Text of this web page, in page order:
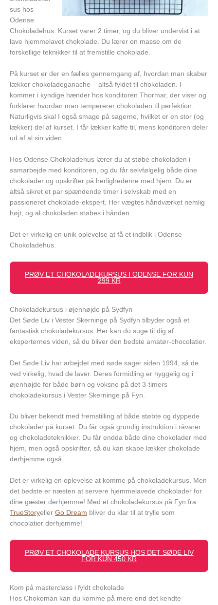
sus hos
Odense
Chokoladehus. Kurset varer 2 timer, og du bliver undervist i at
lave hjemmelavet chokolade. Du lærer en masse om de
forskellige teknikker til at fremstille chokolade.
På kurset er der en fælles gennemgang af, hvordan man skaber
lækker chokoladeganache – altså fyldet til chokoladen. I
kommer i kyndige hænder hos konditoren Thormar, der viser og
forklarer hvordan man tempererer chokoladen til perfektion.
Naturligvis skal I også smage på sagerne, hvilket er en stor (og
lækker) del af kurset. I får lækker kaffe til, mens konditoren deler
ud af al sin viden.
Hos Odense Chokoladehus lærer du at støbe chokoladen i
samarbejde med konditoren, og du får selvfølgelig både dine
chokolader og opskrifter på herlighederne med hjem. Du er
altså sikret et par spændende timer i selvskab med en
passioneret chokolade-ekspert. Her vægtes håndværket nemlig
højt, og al chokoladen støbes i hånden.
Det er virkelig en unik oplevelse at få et indblik i Odense
Chokoladehus.
PRØV ET CHOKOLADEKURSUS I ODENSE FOR KUN
299 KR
Chokoladekursus i øjenhøjde på Sydfyn
Det Søde Liv i Vester Skerninge på Sydfyn tilbyder også et
fantastisk chokoladekursus. Her kan du suge til dig af
eksperternes viden, så du bliver den bedste amatør-chocolatier.
Det Søde Liv har arbejdet med søde sager siden 1994, så de
ved virkelig, hvad de laver. Deres formidling er hyggelig og i
øjenhøjde for både børn og voksne på det 3-timers
chokoladekursus i Vester Skerninge på Fyn.
Du bliver bekendt med fremstilling af både støbte og dyppede
chokolader på kurset. Du får også grundig instruktion i råvarer
og chokoladeteknikker. Du får endda både dine chokolader med
hjem, men også opskrifter, så du kan skabe lækker chokolade
derhjemme også.
Det er virkelig en oplevelse at komme på chokoladekursus. Men
det bedste er næsten at servere hjemmelavede chokolader for
dine gæster derhjemme! Med et chokoladekursus på Fyn fra
TrueStoryeller Go Dream bliver du klar til at trylle som
chocolatier derhjemme!
PRØV ET CHOKOLADE KURSUS HOS DET SØDE LIV
FOR KUN 450 KR
Kom på masterclass i fyldt chokolade
Hos Chokoman kan du komme på mere end det kendte